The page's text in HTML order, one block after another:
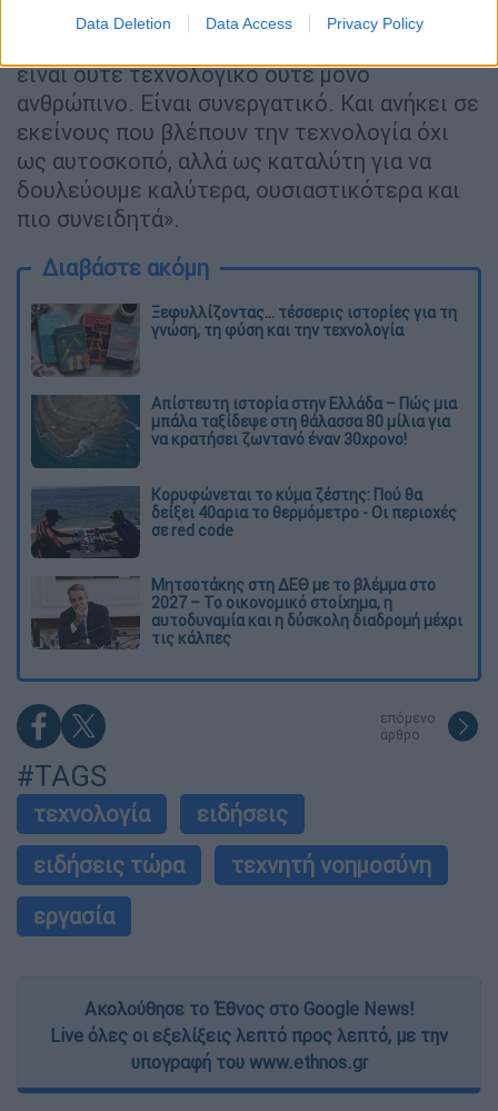
Data Deletion Data Access Privacy Policy
NEPAκλείνει με εκτιμήσεις για το πού
είναι ούτε τεχνολογικό ούτε μόνο
ανθρώπινο. Είναι συνεργατικό. Και ανήκει σε
εκείνους που βλέπουν την τεχνολογία όχι
ως αυτοσκοπό, αλλά ως καταλύτη για να
δουλεύουμε καλύτερα, ουσιαστικότερα και
πιο συνειδητά».
Διαβάστε ακόμη
Ξεφυλλίζοντας... τέσσερις ιστορίες για τη
γνώση, τη φύση και την τεχνολογία
Απίστευτη ιστορία στην Ελλάδα – Πώς μια
μπάλα ταξίδεψε στη θάλασσα 80 μίλια για
να κρατήσει ζωντανό έναν 30χρονο!
Κορυφώνεται το κύμα ζέστης: Πού θα
δείξει 40αρια το θερμόμετρο - Οι περιοχές
σε red code
Μητσοτάκης στη ΔΕΘ με το βλέμμα στο
2027 – Το οικονομικό στοίχημα, η
αυτοδυναμία και η δύσκολη διαδρομή μέχρι
τις κάλπες
επόμενο
άρθρο
#TAGS
τεχνολογία
ειδήσεις
ειδήσεις τώρα
τεχνητή νοημοσύνη
εργασία
Ακολούθησε το Έθνος στο Google News!
Live όλες οι εξελίξεις λεπτό προς λεπτό, με την
υπογραφή του www.ethnos.gr